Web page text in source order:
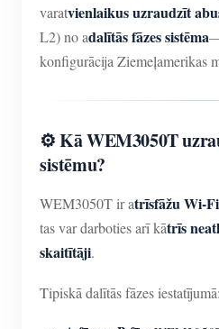
varatvienlaikus uzraudzīt
L2) no adalītās fāzes sistēma
konfigurācija Ziemeļamerikas
⚙️ Kā WEM3050T
sistēmu?
WEM3050T ir atrīsfāžu Wi-
tas var darboties arī kātrīs
skaitītāji.
Tipiskā dalītās fāzes iestatījumā: